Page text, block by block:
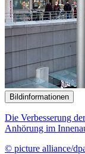
Bildinformationen
Die Verbesserung
Anhörung im
© picture alliance/